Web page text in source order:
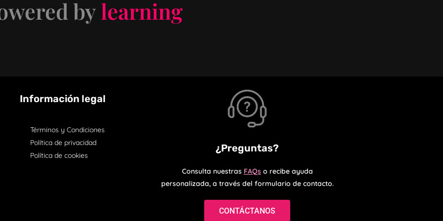
bylearning
Información legal
Términos y Condiciones
Política de privacidad
Política de cookies
¿Preguntas?
Consulta nuestras FAQs o recibe ayuda
personalizada, a través del formulario de contacto.
CONTÁCTANOS